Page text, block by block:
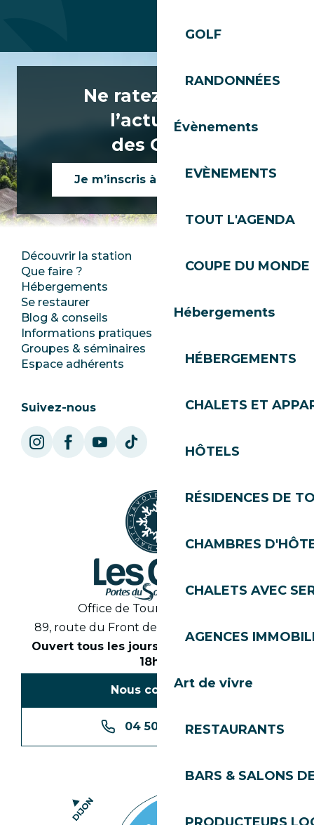
GOLF
RANDONNÉES
Évènements
EVÈNEMENTS
TOUT L'AGENDA
COUPE DU
Hébergements
HÉBERGEMENTS
CHALETS ET
HÔTELS
RÉSIDENCES DE
CHAMBRES
CHALETS AVEC
AGENCES
Art de vivre
RESTAURANTS
BARS & SALONS
Ne ratez rien de
l’actualité
des Gets !
Je m’inscris à la newsletter
Découvrir la station
Que faire ?
Hébergements
Se restaurer
Blog & conseils
Informations pratiques
Groupes & séminaires
Espace adhérents
Club Les Gets
Ecotourisme
SoleGets
Les Gets Tourisme
Suivez-nous
Office de Tourisme des Gets
89, route du Front de Neige 74260 Les Gets
Ouvert tous les jours en saison de 8h30 à
18h30
Nous contacter
04 50 74 74 74